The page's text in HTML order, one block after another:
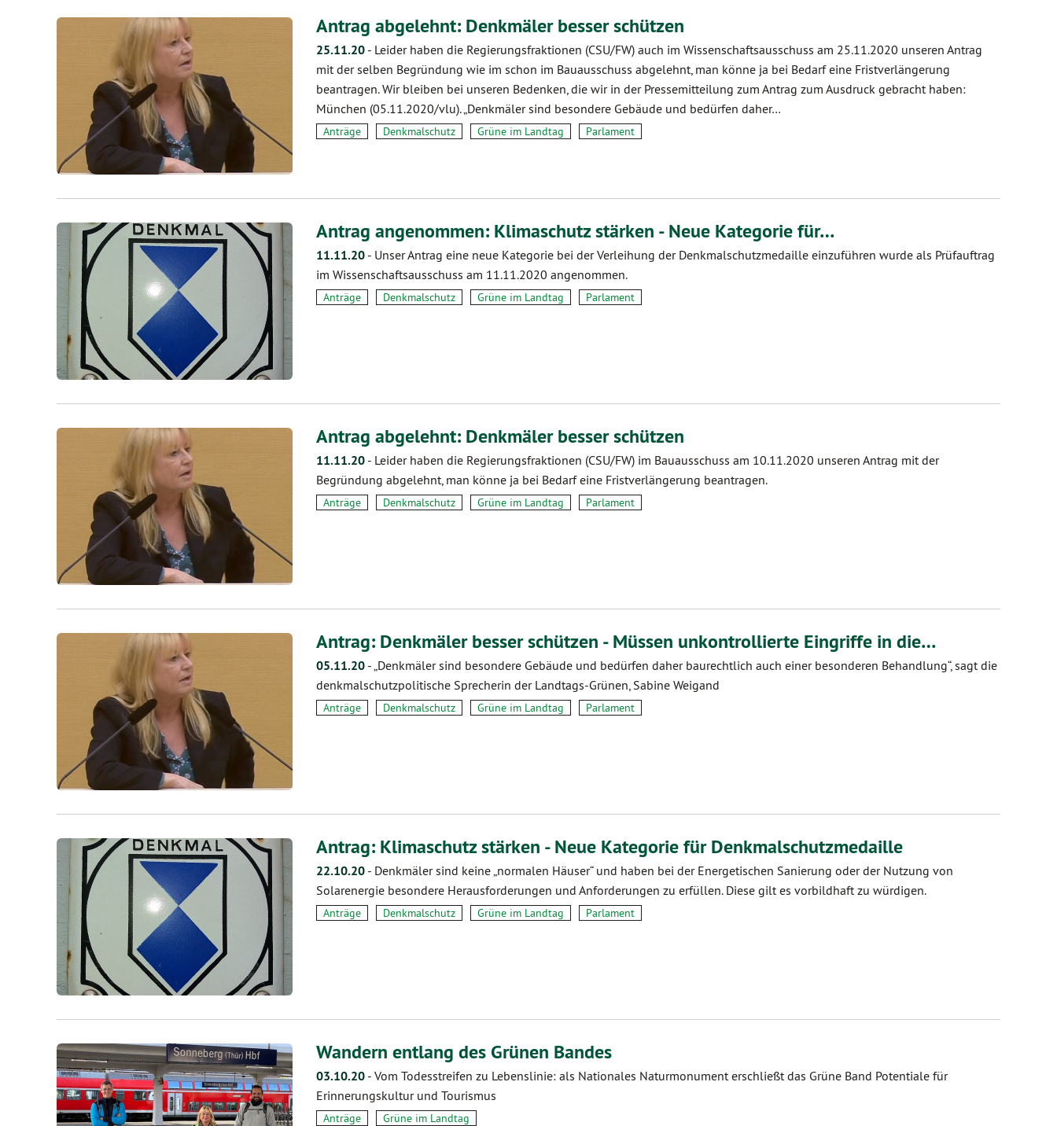
Antrag abgelehnt: Denkmäler besser schützen
25.11.20 - Leider haben die Regierungsfraktionen (CSU/FW) auch im Wissenschaftsausschuss am 25.11.2020 unseren Antrag
mit der selben Begründung wie im schon im Bauausschuss abgelehnt, man könne ja bei Bedarf eine Fristverlängerung
beantragen. Wir bleiben bei unseren Bedenken, die wir in der Pressemitteilung zum Antrag zum Ausdruck gebracht haben:
München (05.11.2020/vlu). „Denkmäler sind besondere Gebäude und bedürfen daher…
Anträge Denkmalschutz Grüne im Landtag Parlament
Antrag angenommen: Klimaschutz stärken - Neue Kategorie für…
11.11.20 - Unser Antrag eine neue Kategorie bei der Verleihung der Denkmalschutzmedaille einzuführen wurde als Prüfauftrag
im Wissenschaftsausschuss am 11.11.2020 angenommen.
Anträge Denkmalschutz Grüne im Landtag Parlament
Antrag abgelehnt: Denkmäler besser schützen
11.11.20 - Leider haben die Regierungsfraktionen (CSU/FW) im Bauausschuss am 10.11.2020 unseren Antrag mit der
Begründung abgelehnt, man könne ja bei Bedarf eine Fristverlängerung beantragen.
Anträge Denkmalschutz Grüne im Landtag Parlament
Antrag: Denkmäler besser schützen - Müssen unkontrollierte Eingriffe in die…
05.11.20 - „Denkmäler sind besondere Gebäude und bedürfen daher baurechtlich auch einer besonderen Behandlung“, sagt die
denkmalschutzpolitische Sprecherin der Landtags-Grünen, Sabine Weigand
Anträge Denkmalschutz Grüne im Landtag Parlament
Antrag: Klimaschutz stärken - Neue Kategorie für Denkmalschutzmedaille
22.10.20 - Denkmäler sind keine „normalen Häuser“ und haben bei der Energetischen Sanierung oder der Nutzung von
Solarenergie besondere Herausforderungen und Anforderungen zu erfüllen. Diese gilt es vorbildhaft zu würdigen.
Anträge Denkmalschutz Grüne im Landtag Parlament
Wandern entlang des Grünen Bandes
03.10.20 - Vom Todesstreifen zu Lebenslinie: als Nationales Naturmonument erschließt das Grüne Band Potentiale für
Erinnerungskultur und Tourismus
Anträge Grüne im Landtag